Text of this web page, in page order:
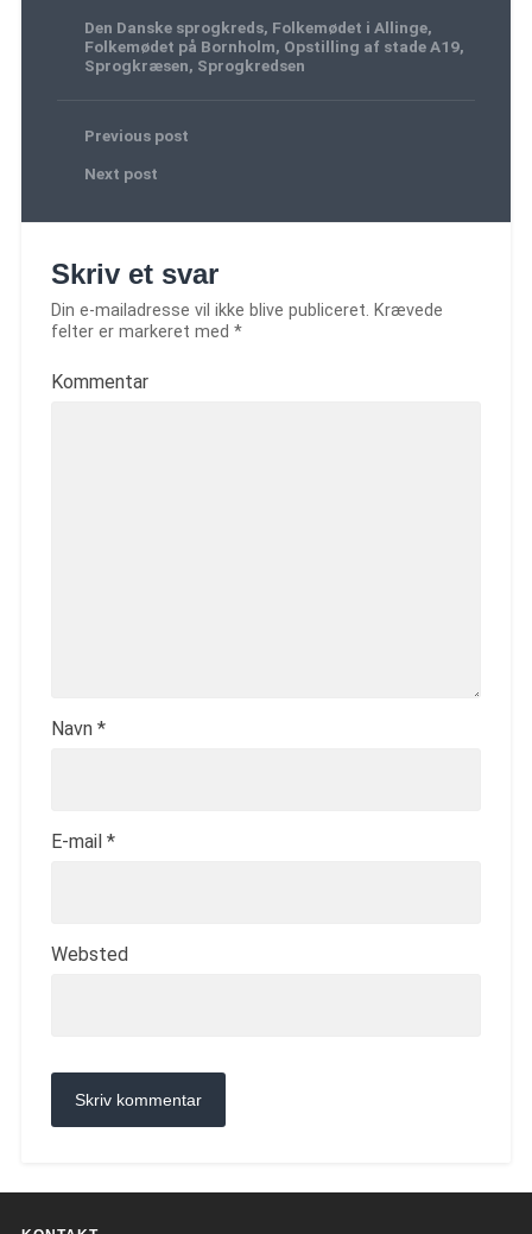
Den Danske sprogkreds, Folkemødet i Allinge,
Folkemødet på Bornholm, Opstilling af stade A19,
Sprogkræsen, Sprogkredsen
Previous post
Next post
Skriv et svar
Din e-mailadresse vil ikke blive publiceret. Krævede
felter er markeret med *
Kommentar
Navn *
E-mail *
Websted